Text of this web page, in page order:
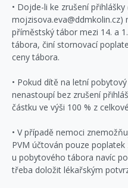
• Dojde-li ke zrušení přihlášky
příměstský tábor mezi 14. a
tábora, činí stornovací
ceny tábora.
• Pokud dítě na letní
nenastoupí bez zrušení
částku ve výši 100 % z
• V případě nemoci
PVM účtován pouze
u pobytového tábora navíc
třeba doložit lékařským